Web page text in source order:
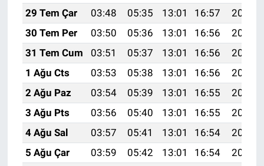
29 Tem Çar
03:48 05:35 13:01 16:57
20:17
30 Tem Per
03:50 05:36 13:01 16:56
20:16
31 Tem Cum
03:51 05:37 13:01 16:56
20:15
1 Ağu Cts
03:53 05:38 13:01 16:56
20:14
2 Ağu Paz
03:54 05:39 13:01 16:55
20:13
3 Ağu Pts
03:56 05:40 13:01 16:55
20:12
4 Ağu Sal
03:57 05:41 13:01 16:54
20:11
5 Ağu Çar
03:59 05:42 13:01 16:54
20:10